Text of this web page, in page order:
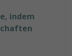
indem